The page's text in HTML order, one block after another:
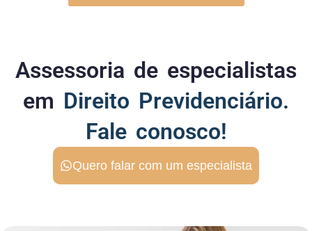
Assessoria de especialistas
em Direito Previdenciário.
Fale conosco!
Quero falar com um especialista